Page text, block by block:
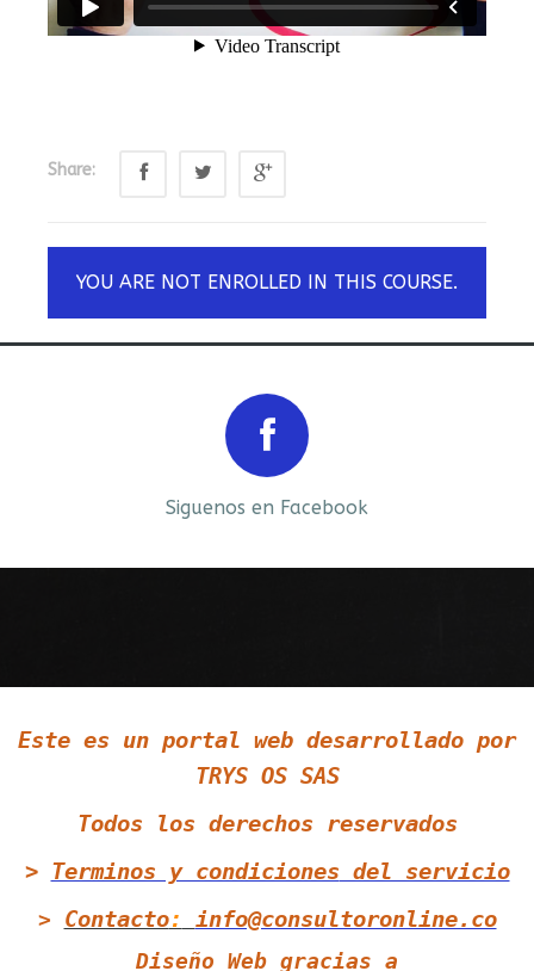
Share:
YOU ARE NOT ENROLLED IN THIS COURSE.
Siguenos en Facebook
Este es un portal web desarrollado por
TRYS OS SAS
Todos los derechos reservados
> Terminos y condiciones del servicio
> Contacto: info@consultoronline.co
Diseño Web gracias a